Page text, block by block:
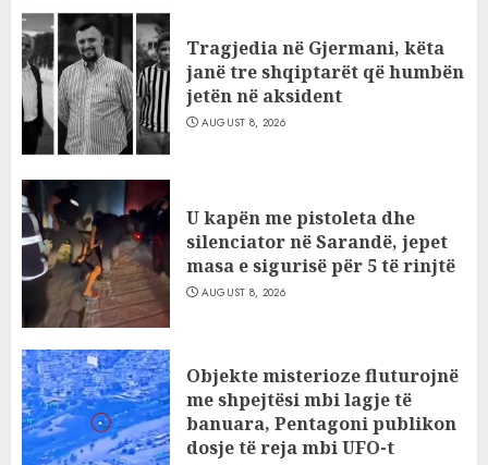
Tragjedia në Gjermani, këta
janë tre shqiptarët që humbën
jetën në aksident
AUGUST 8, 2026
U kapën me pistoleta dhe
silenciator në Sarandë, jepet
masa e sigurisë për 5 të rinjtë
AUGUST 8, 2026
Objekte misterioze fluturojnë
me shpejtësi mbi lagje të
banuara, Pentagoni publikon
dosje të reja mbi UFO-t